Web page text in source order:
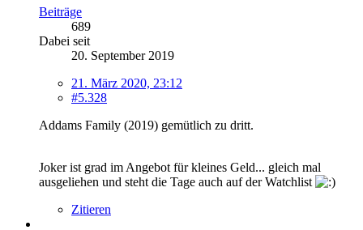
Beiträge
689
Dabei seit
20. September 2019
21. März 2020, 23:12
#5.328
Addams Family (2019) gemütlich zu dritt.
Joker ist grad im Angebot für kleines Geld... gleich mal
ausgeliehen und steht die Tage auch auf der Watchlist
Zitieren